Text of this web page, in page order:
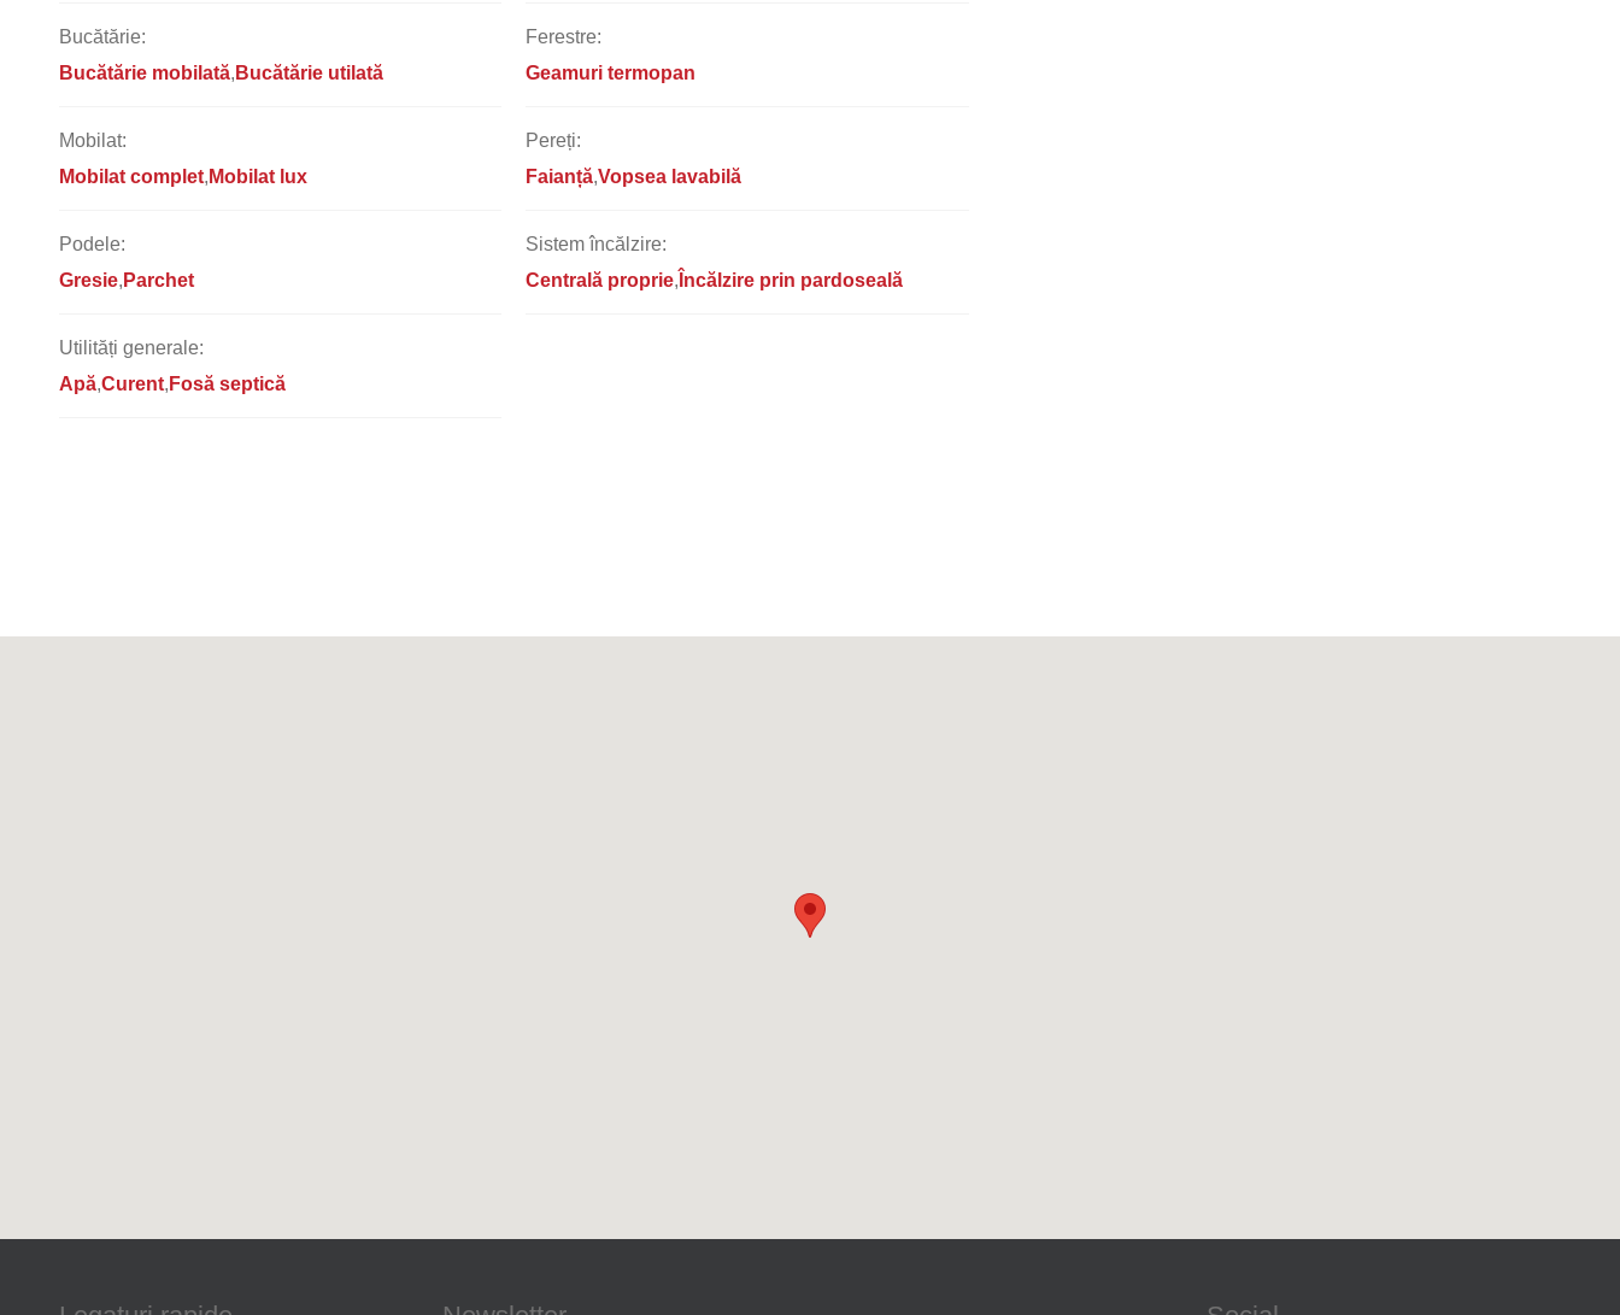
Bucătărie:
Bucătărie mobilată Bucătărie utilată
Ferestre:
Geamuri termopan
Mobilat:
Mobilat complet Mobilat lux
Pereți:
Faianță Vopsea lavabilă
Podele:
Gresie Parchet
Sistem încălzire:
Centrală proprie Încălzire prin pardoseală
Utilități generale:
Apă Curent Fosă septică